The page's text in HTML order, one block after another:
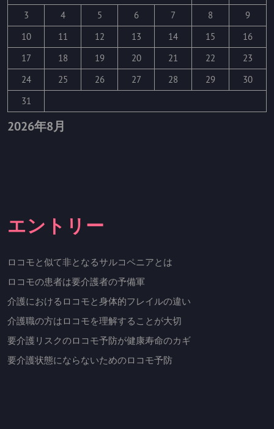
2026年8月
3
4 5 6 7 8
9
10
11 12 13 14 15
16
17
18 19 20 21 22
23
24
25 26 27 28 29
30
31
エントリー
ロコモと似て非となるサルコペニアとは
ロコモの患者は要介護者の予備軍
介護におけるロコモと身体的フレイルの違い
介護職の方はロコモを理解することが大切
要介護リスクのロコモ予防が健康寿命のカギ
要介護状態にならないためのロコモ予防